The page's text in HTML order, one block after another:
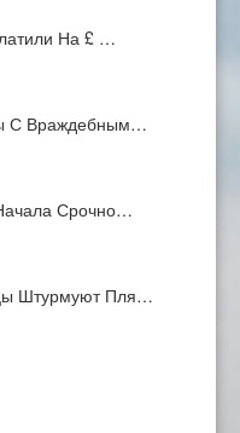
На £ …
С Враждебным…
Срочно…
Штурмуют Пля…